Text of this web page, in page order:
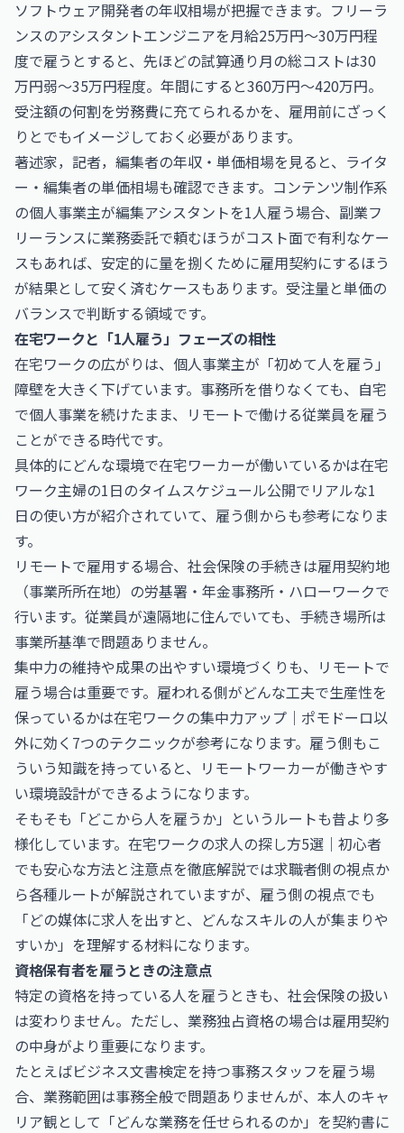
ソフトウェア開発者の年収相場が把握できます。フリーラ
ンスのアシスタントエンジニアを月給25万円〜30万円程
度で雇うとすると、先ほどの試算通り月の総コストは30
万円弱〜35万円程度。年間にすると360万円〜420万円。
受注額の何割を労務費に充てられるかを、雇用前にざっく
りとでもイメージしておく必要があります。
著述家，記者，編集者の年収・単価相場を見ると、ライタ
ー・編集者の単価相場も確認できます。コンテンツ制作系
の個人事業主が編集アシスタントを1人雇う場合、副業フ
リーランスに業務委託で頼むほうがコスト面で有利なケー
スもあれば、安定的に量を捌くために雇用契約にするほう
が結果として安く済むケースもあります。受注量と単価の
バランスで判断する領域です。
在宅ワークと「1人雇う」フェーズの相性
在宅ワークの広がりは、個人事業主が「初めて人を雇う」
障壁を大きく下げています。事務所を借りなくても、自宅
で個人事業を続けたまま、リモートで働ける従業員を雇う
ことができる時代です。
具体的にどんな環境で在宅ワーカーが働いているかは在宅
ワーク主婦の1日のタイムスケジュール公開でリアルな1
日の使い方が紹介されていて、雇う側からも参考になりま
す。
リモートで雇用する場合、社会保険の手続きは雇用契約地
（事業所所在地）の労基署・年金事務所・ハローワークで
行います。従業員が遠隔地に住んでいても、手続き場所は
事業所基準で問題ありません。
集中力の維持や成果の出やすい環境づくりも、リモートで
雇う場合は重要です。雇われる側がどんな工夫で生産性を
保っているかは在宅ワークの集中力アップ｜ポモドーロ以
外に効く7つのテクニックが参考になります。雇う側もこ
ういう知識を持っていると、リモートワーカーが働きやす
い環境設計ができるようになります。
そもそも「どこから人を雇うか」というルートも昔より多
様化しています。 在宅ワークの求人の探し方5選｜初心者
でも安心な方法と注意点を徹底解説では求職者側の視点か
ら各種ルートが解説されていますが、雇う側の視点でも
「どの媒体に求人を出すと、どんなスキルの人が集まりや
すいか」を理解する材料になります。
資格保有者を雇うときの注意点
特定の資格を持っている人を雇うときも、社会保険の扱い
は変わりません。ただし、業務独占資格の場合は雇用契約
の中身がより重要になります。
たとえばビジネス文書検定を持つ事務スタッフを雇う場
合、業務範囲は事務全般で問題ありませんが、本人のキャ
リア観として「どんな業務を任せられるのか」を契約書に